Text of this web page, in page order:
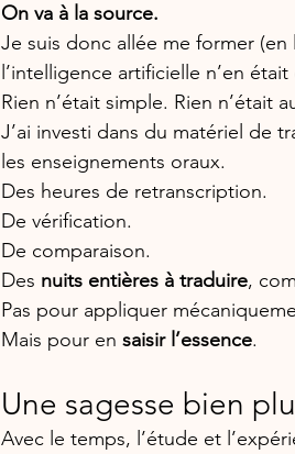
On va à la source.
Je suis donc allée me former
l’intelligence artificielle n’en était
Rien n’était simple. Rien n’était
J’ai investi dans du matériel de
les enseignements oraux.
Des heures de retranscription.
De vérification.
De comparaison.
Des nuits entières à traduire,
Pas pour appliquer
Mais pour en saisir l’essence.
Une sagesse bien
Avec le temps, l’étude et